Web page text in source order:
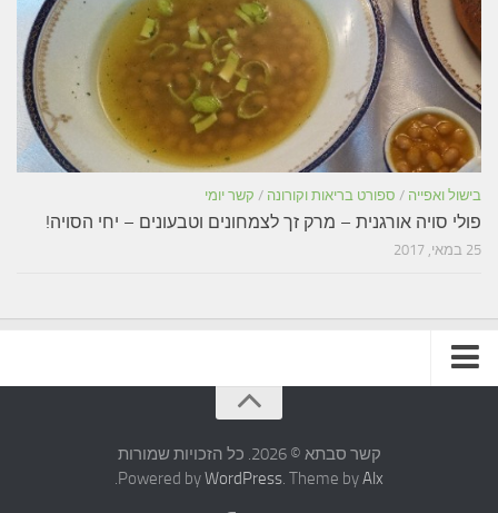
בישול ואפייה / ספורט בריאות וקורונה / קשר יומי
פולי סויה אורגנית – מרק זך לצמחונים וטבעונים – יחי הסויה!
25 במאי, 2017
קשר סבתא © 2026. כל הזכויות שמורות
Powered byWordPress. Theme byAlx
.